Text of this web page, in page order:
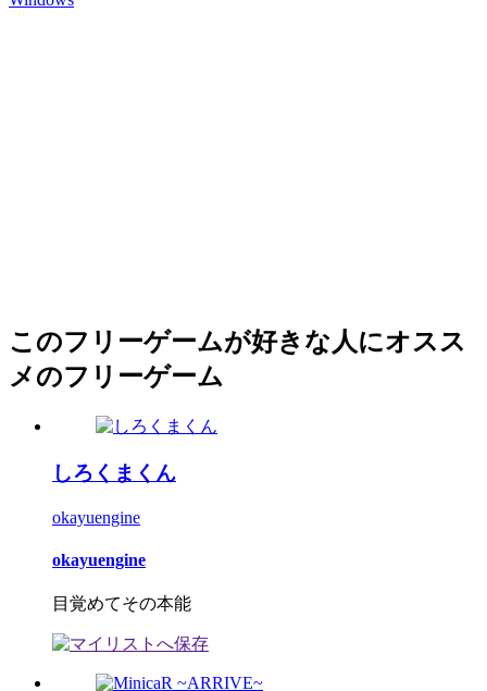
このフリーゲームが好きな人にオスス
メのフリーゲーム
しろくまくん
okayuengine
okayuengine
目覚めてその本能